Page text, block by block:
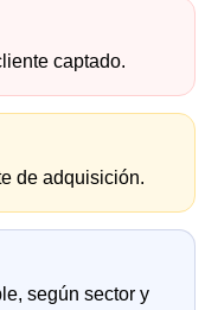
captado.
de adquisición.
según sector y